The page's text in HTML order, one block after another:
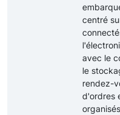
centré
avec le
le
rendez-
d'ordres